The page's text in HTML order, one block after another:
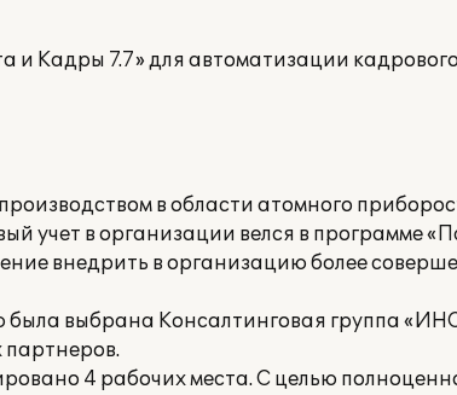
и Кадры 7.7» для автоматизации
в области атомного
учет в организации велся в программе
внедрить в организацию более
была выбрана Консалтинговая группа
4 рабочих места. С целью